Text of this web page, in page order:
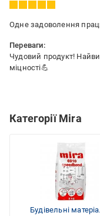
Одне задоволення
Переваги:
Чудовий продукт!
міцності💪
Категорії Mira
Будівельні